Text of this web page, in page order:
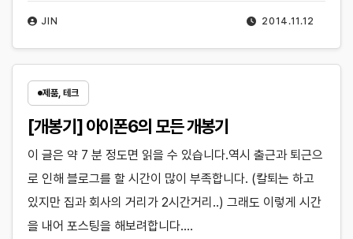
2014.11.12
JIN
제품, 테크
[개봉기] 아이폰6의 모든 개봉기
이 글은 약 7 분 정도면 읽을 수 있습니다.역시 출근과 퇴근으
로 인해 블로그를 할 시간이 많이 부족합니다. (칼퇴는 하고
있지만 집과 회사의 거리가 2시간거리..) 그래도 이렇게 시간
을 내어 포스팅을 해보려합니다.…